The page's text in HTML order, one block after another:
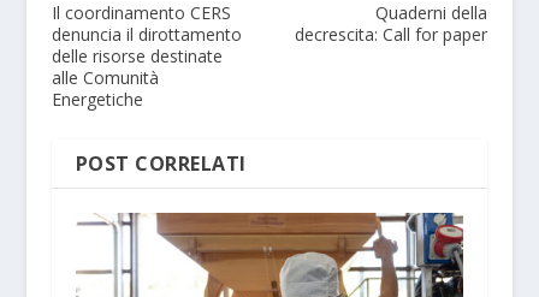
Il coordinamento CERS
denuncia il dirottamento
delle risorse destinate
alle Comunità
Energetiche
Quaderni della
decrescita: Call for paper
POST CORRELATI